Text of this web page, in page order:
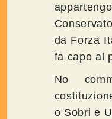
da Forza
fa capo al
No
o Sobri e